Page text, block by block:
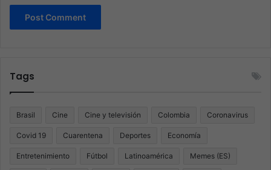
Tags
Brasil Cine Cine y televisión Colombia Coronavirus
Covid 19 Cuarentena Deportes Economía
Entretenimiento Fútbol Latinoamérica Memes (ES)